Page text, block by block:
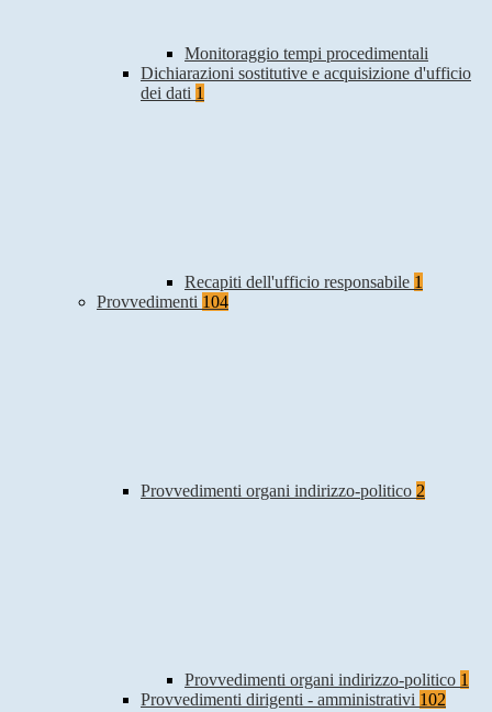
Monitoraggio tempi procedimentali
Dichiarazioni sostitutive e acquisizione d'ufficio
dei dati 1
Recapiti dell'ufficio responsabile 1
Provvedimenti 104
Provvedimenti organi indirizzo-politico 2
Provvedimenti organi indirizzo-politico 1
Provvedimenti dirigenti - amministrativi 102